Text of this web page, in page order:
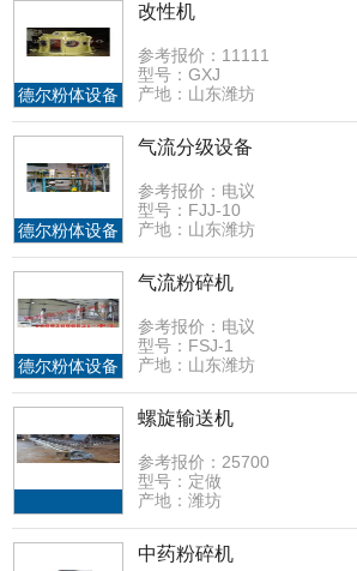
德尔粉体设备
改性机
参考报价：11111
型号：GXJ
产地：山东潍坊
德尔粉体设备
气流分级设备
参考报价：电议
型号：FJJ-10
产地：山东潍坊
德尔粉体设备
气流粉碎机
参考报价：电议
型号：FSJ-1
产地：山东潍坊
螺旋输送机
参考报价：25700
型号：定做
产地：潍坊
中药粉碎机